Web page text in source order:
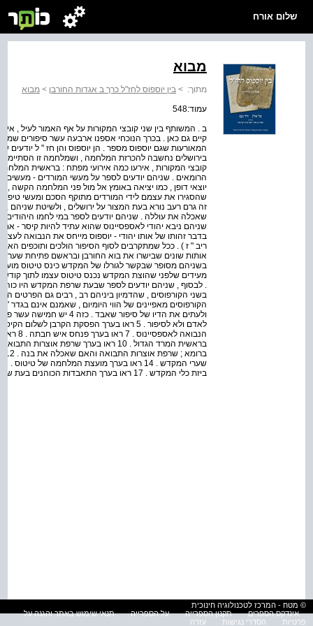
שלום אורח
מבוא
מתוך: > בין יוספוס לחז"ל כרך ב אגדות החורבן > מבוא
עמוד:548
ב . המשותף בין שני קובצי המקורות על אף האמור לעיל , אין
קיים גם כאן . בכרך הנוכחי אספנו ארבעה עשר סיפורים
המאורעות שגם יוספוס מספר . הן יוספוס והן חז " ל
בירושלים נחשבה להכרזת המלחמה , ושמלחמה זו
קובצי המקורות , אירעו כמה אירועי מפתח : בראשית
הרומאים . שניהם יודעים לספר על מעשי המורדים - מעשים
יוצאי דופן , כמו יציאה באומץ אל מול פני המלחמה הקשה ,
שהסגירו את עצמם לידי המורדים מתוקף הסכם ומעשי
זה גרם רעב נורא בעת המצור על ירושלים , ולשיטת שניהם ,
שאכלה את עוללה . שניהם יודעים לספר במי לחמו היהודים
שניהם ניבא יהודי לאספסיינוס שהוא עתיד להיות קיסר -
בדבר זהותו של אותו יהודי - יוספוס מייחס את הנבואה
ריב " ז ) . ככל שמתקרבים לסוף הסיפור הולכים ותוכפים
אותות שונים שבישרו את בוא החורבן ובראשם פתיחת
בשניהם מסופר שבקשר לגורלו של המקדש כינס טיטוס
מעידים שלפני שהוצת המקדש נכנס טיטוס עצמו לתוך
. לבסוף , שניהם יודעים לספר שבעת שרפת המקדש היו
בשני הקורפוסים , שהדמיון ביניהם רב , רבים גם הפרטים
הקורפוסים מאפיינים של הווי היומיום , שאמנם אינם
ולעתים את הדיו של סיפור
ביזת כלי המקדש . 17 ראו בערך התאבדות הכוהנים בעת שרפת המקדש .
© מטח - המרכז לטכנולוגיה חינוכית
אינדקס הספרים
תקנון הספרייה על הספרייה
תנאי שימוש באתר והגנה על
פרטיות
הסדרי נגישות עזרה